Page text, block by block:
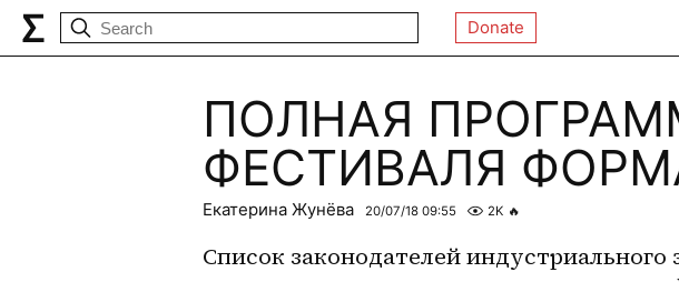
Donate
ПОЛНАЯ
ФЕСТИВАЛЯ
Екатерина Жунёва 20/07/18 09:55 2K 🔥
Cписок законодателей индустриального